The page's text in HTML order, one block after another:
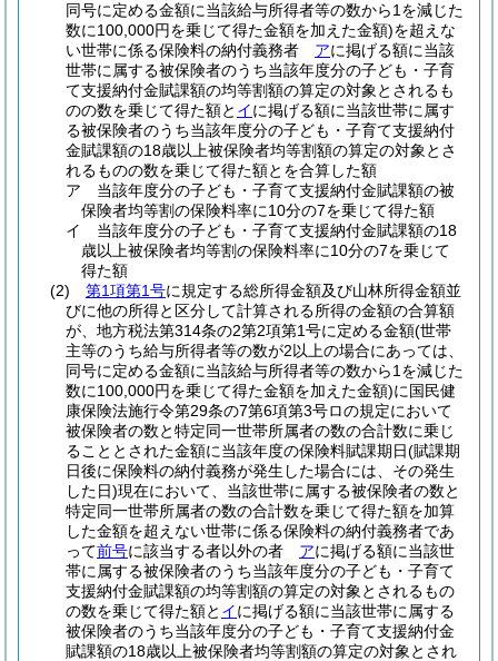
同号に定める金額に当該給与所得者等の数から1を減じた
数に100,000円を乗じて得た金額を加えた金額)を超えな
い世帯に係る保険料の納付義務者 アに掲げる額に当該
世帯に属する被保険者のうち当該年度分の子ども・子育
て支援納付金賦課額の均等割額の算定の対象とされるも
のの数を乗じて得た額と イに掲げる額に当該世帯に属す
る被保険者のうち当該年度分の子ども・子育て支援納付
金賦課額の18歳以上被保険者均等割額の算定の対象とさ
れるものの数を乗じて得た額とを合算した額
ア
当該年度分の子ども・子育て支援納付金賦課額の被
保険者均等割の保険料率に10分の7を乗じて得た額
イ
当該年度分の子ども・子育て支援納付金賦課額の18
歳以上被保険者均等割の保険料率に10分の7を乗じて
得た額
(2)
第1項第1号に規定する総所得金額及び山林所得金額並
びに他の所得と区分して計算される所得の金額の合算額
が、地方税法第314条の2第2項第1号に定める金額(世帯
主等のうち給与所得者等の数が2以上の場合にあっては、
同号に定める金額に当該給与所得者等の数から1を減じた
数に100,000円を乗じて得た金額を加えた金額)に国民健
康保険法施行令第29条の7第6項第3号ロの規定において
被保険者の数と特定同一世帯所属者の数の合計数に乗じ
ることとされた金額に当該年度の保険料賦課期日(賦課期
日後に保険料の納付義務が発生した場合には、その発生
した日)現在において、当該世帯に属する被保険者の数と
特定同一世帯所属者の数の合計数を乗じて得た額を加算
した金額を超えない世帯に係る保険料の納付義務者であ
って前号に該当する者以外の者 アに掲げる額に当該世
帯に属する被保険者のうち当該年度分の子ども・子育て
支援納付金賦課額の均等割額の算定の対象とされるもの
の数を乗じて得た額と イに掲げる額に当該世帯に属する
被保険者のうち当該年度分の子ども・子育て支援納付金
賦課額の18歳以上被保険者均等割額の算定の対象とされ